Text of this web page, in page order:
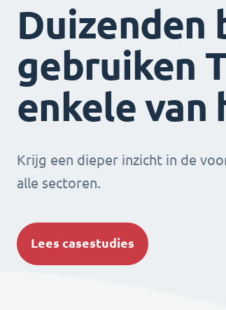
Duizenden
gebruiken
enkele van
Krijg een dieper inzicht in de
alle sectoren.
Lees casestudies